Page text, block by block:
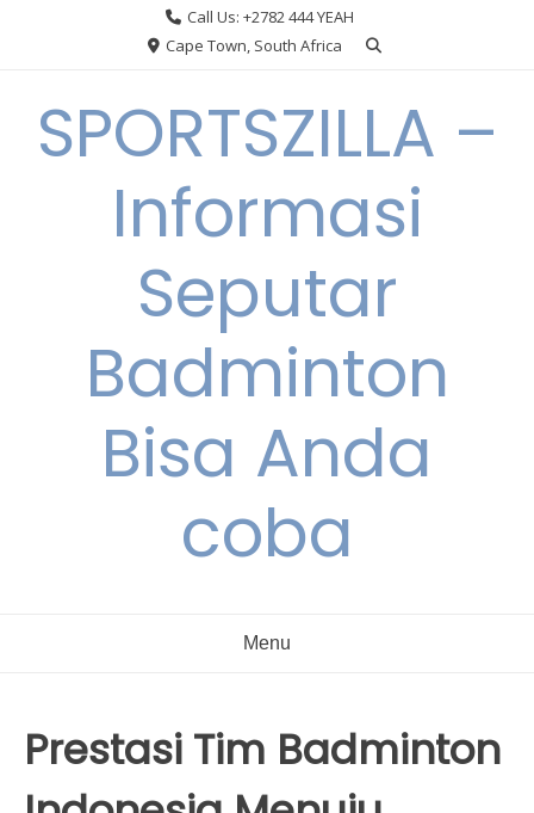
Call Us: +2782 444 YEAH
Cape Town, South Africa
SPORTSZILLA –
Informasi
Seputar
Badminton
Bisa Anda
coba
Menu
Prestasi Tim Badminton